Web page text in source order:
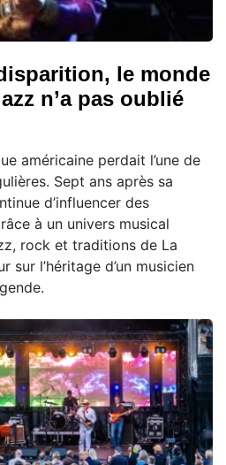
le monde
n’a pas oublié
américaine perdait l’une de
Sept ans après sa
d’influencer des
à un univers musical
rock et traditions de La
sur l’héritage d’un musicien